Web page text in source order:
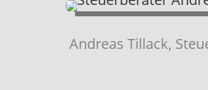
Andreas Tillack,